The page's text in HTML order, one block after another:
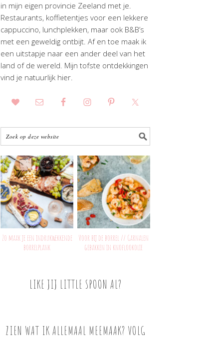
in mijn eigen provincie Zeeland met je.
Restaurants, koffietentjes voor een lekkere
cappuccino, lunchplekken, maar ook B&B’s
met een geweldig ontbijt. Af en toe maak ik
een uitstapje naar een ander deel van het
land of de wereld. Mijn tofste ontdekkingen
vind je natuurlijk hier.
Zo maak je een indrukwekkende
borrelplank
Voor bij de borrel // Garnalen
gebakken in knoflookolie
LIKE JIJ LITTLE SPOON AL?
ZIEN WAT IK ALLEMAAL MEEMAAK? VOLG